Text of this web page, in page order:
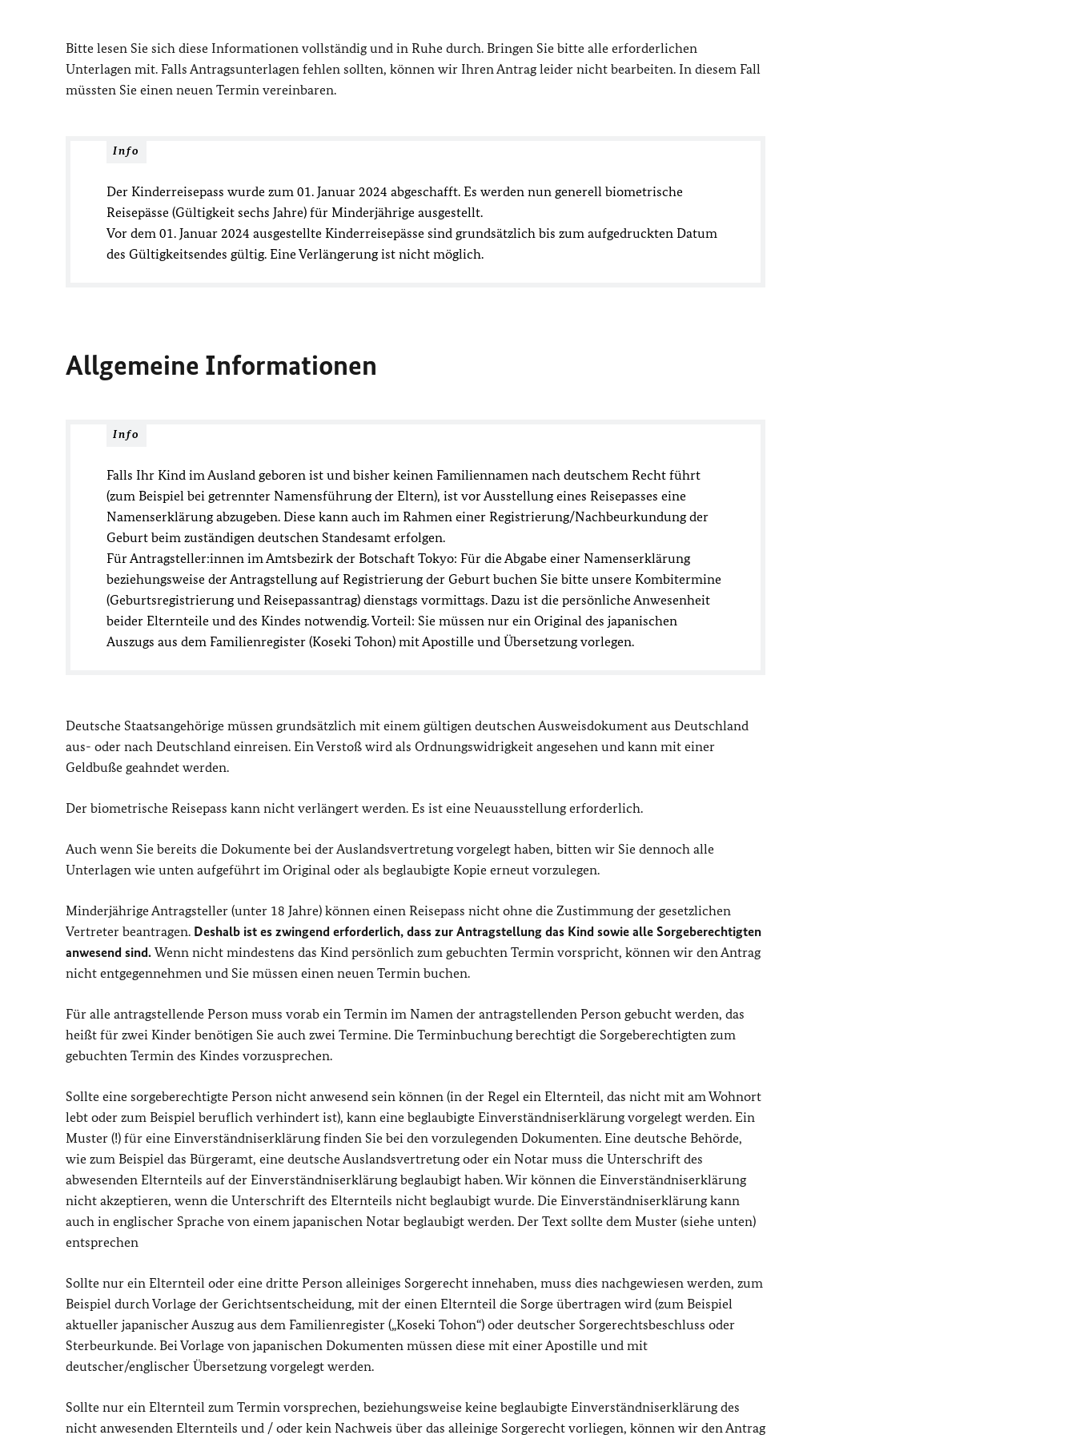
Bitte lesen Sie sich diese Informationen vollständig und in Ruhe durch. Bringen Sie bitte alle erforderlichen
Unterlagen mit. Falls Antragsunterlagen fehlen sollten, können wir Ihren Antrag leider nicht bearbeiten. In diesem Fall
müssten Sie einen neuen Termin vereinbaren.
Info
Der Kinderreisepass wurde zum 01. Januar 2024 abgeschafft. Es werden nun generell biometrische
Reisepässe (Gültigkeit sechs Jahre) für Minderjährige ausgestellt.
Vor dem 01. Januar 2024 ausgestellte Kinderreisepässe sind grundsätzlich bis zum aufgedruckten Datum
des Gültigkeitsendes gültig. Eine Verlängerung ist nicht möglich.
Allgemeine Informationen
Info
Falls Ihr Kind im Ausland geboren ist und bisher keinen Familiennamen nach deutschem Recht führt
(zum Beispiel bei getrennter Namensführung der Eltern), ist vor Ausstellung eines Reisepasses eine
Namenserklärung abzugeben. Diese kann auch im Rahmen einer Registrierung/Nachbeurkundung der
Geburt beim zuständigen deutschen Standesamt erfolgen.
Für Antragsteller:innen im Amtsbezirk der Botschaft Tokyo: Für die Abgabe einer Namenserklärung
beziehungsweise der Antragstellung auf Registrierung der Geburt buchen Sie bitte unsere Kombitermine
(Geburtsregistrierung und Reisepassantrag) dienstags vormittags. Dazu ist die persönliche Anwesenheit
beider Elternteile und des Kindes notwendig. Vorteil: Sie müssen nur ein Original des japanischen
Auszugs aus dem Familienregister (Koseki Tohon) mit Apostille und Übersetzung vorlegen.
Deutsche Staatsangehörige müssen grundsätzlich mit einem gültigen deutschen Ausweisdokument aus Deutschland
aus- oder nach Deutschland einreisen. Ein Verstoß wird als Ordnungswidrigkeit angesehen und kann mit einer
Geldbuße geahndet werden.
Der biometrische Reisepass kann nicht verlängert werden. Es ist eine Neuausstellung erforderlich.
Auch wenn Sie bereits die Dokumente bei der Auslandsvertretung vorgelegt haben, bitten wir Sie dennoch alle
Unterlagen wie unten aufgeführt im Original oder als beglaubigte Kopie erneut vorzulegen.
Minderjährige Antragsteller (unter 18 Jahre) können einen Reisepass nicht ohne die Zustimmung der gesetzlichen
Vertreter beantragen. Deshalb ist es zwingend erforderlich, dass zur Antragstellung das Kind sowie alle Sorgeberechtigten
anwesend sind. Wenn nicht mindestens das Kind persönlich zum gebuchten Termin vorspricht, können wir den Antrag
nicht entgegennehmen und Sie müssen einen neuen Termin buchen.
Für alle antragstellende Person muss vorab ein Termin im Namen der antragstellenden Person gebucht werden, das
heißt für zwei Kinder benötigen Sie auch zwei Termine. Die Terminbuchung berechtigt die Sorgeberechtigten zum
gebuchten Termin des Kindes vorzusprechen.
Sollte eine sorgeberechtigte Person nicht anwesend sein können (in der Regel ein Elternteil, das nicht mit am Wohnort
lebt oder zum Beispiel beruflich verhindert ist), kann eine beglaubigte Einverständniserklärung vorgelegt werden. Ein
Muster (!) für eine Einverständniserklärung finden Sie bei den vorzulegenden Dokumenten. Eine deutsche Behörde,
wie zum Beispiel das Bürgeramt, eine deutsche Auslandsvertretung oder ein Notar muss die Unterschrift des
abwesenden Elternteils auf der Einverständniserklärung beglaubigt haben. Wir können die Einverständniserklärung
nicht akzeptieren, wenn die Unterschrift des Elternteils nicht beglaubigt wurde. Die Einverständniserklärung kann
auch in englischer Sprache von einem japanischen Notar beglaubigt werden. Der Text sollte dem Muster (siehe unten)
entsprechen
Sollte nur ein Elternteil oder eine dritte Person alleiniges Sorgerecht innehaben, muss dies nachgewiesen werden, zum
Beispiel durch Vorlage der Gerichtsentscheidung, mit der einen Elternteil die Sorge übertragen wird (zum Beispiel
aktueller japanischer Auszug aus dem Familienregister („Koseki Tohon“) oder deutscher Sorgerechtsbeschluss oder
Sterbeurkunde. Bei Vorlage von japanischen Dokumenten müssen diese mit einer Apostille und mit
deutscher/englischer Übersetzung vorgelegt werden.
Sollte nur ein Elternteil zum Termin vorsprechen, beziehungsweise keine beglaubigte Einverständniserklärung des
nicht anwesenden Elternteils und / oder kein Nachweis über das alleinige Sorgerecht vorliegen, können wir den Antrag